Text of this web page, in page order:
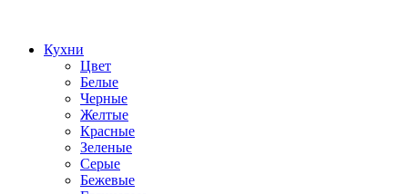
Кухни
Цвет
Белые
Черные
Желтые
Красные
Зеленые
Серые
Бежевые